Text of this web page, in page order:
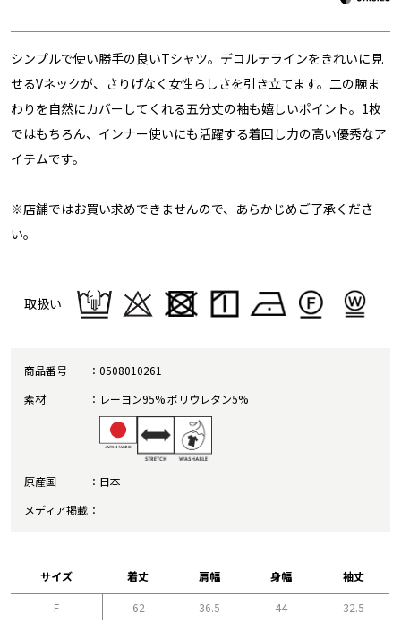
シンプルで使い勝手の良いTシャツ。デコルテラインをきれいに見
せるVネックが、さりげなく女性らしさを引き立てます。二の腕ま
わりを自然にカバーしてくれる五分丈の袖も嬉しいポイント。1枚
ではもちろん、インナー使いにも活躍する着回し力の高い優秀なア
イテムです。
※店舗ではお買い求めできませんので、あらかじめご了承くださ
い。
取扱い
商品番号
0508010261
素材
レーヨン95% ポリウレタン5%
原産国
日本
メディア掲載
サイズ 着丈 肩幅 身幅 袖丈
F 62 36.5 44 32.5